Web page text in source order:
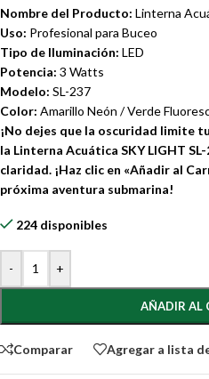
Nombre del Producto: Linterna
Uso: Profesional para Buceo
Tipo de Iluminación: LED
Potencia: 3 Watts
Modelo: SL-237
Color: Amarillo Neón / Verde
¡No dejes que la oscuridad limite
la Linterna Acuática SKY LIGHT
claridad. ¡Haz clic en «Añadir al
próxima aventura submarina!
224 disponibles
- +
AÑADIR AL
Comparar Agregar a lista